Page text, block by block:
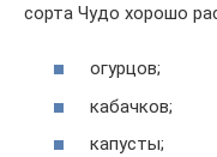
сорта Чудо хорошо
огурцов;
кабачков;
капусты;